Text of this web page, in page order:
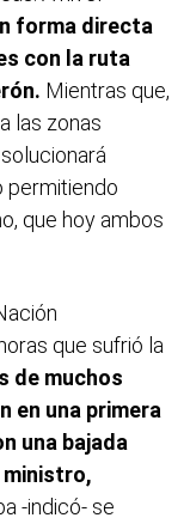
forma directa
con la ruta
Mientras que,
las zonas
permitiendo
que hoy ambos
que sufrió la
de muchos
en una primera
una bajada
ministro,
-indicó- se